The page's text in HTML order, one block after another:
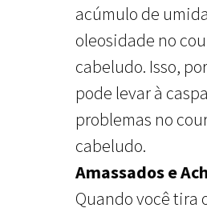
acúmulo de
oleosidade no
cabeludo. Isso,
pode levar à
problemas no
cabeludo.
Amassados e
Quando você tira